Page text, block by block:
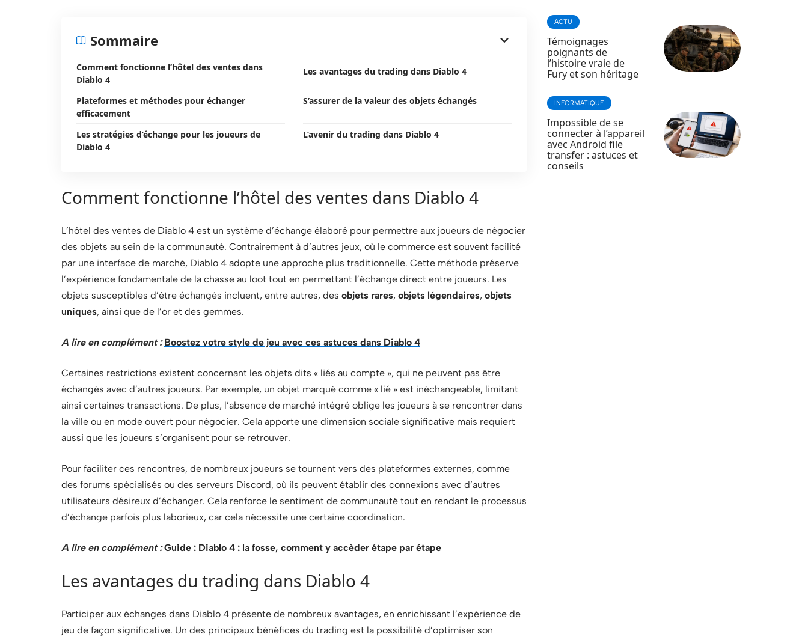
Sommaire
Comment fonctionne l’hôtel des ventes dans
Diablo 4
Les avantages du trading dans Diablo 4
Plateformes et méthodes pour échanger
efficacement
S’assurer de la valeur des objets échangés
Les stratégies d’échange pour les joueurs de
Diablo 4
L’avenir du trading dans Diablo 4
Comment fonctionne l’hôtel des ventes dans Diablo 4
L’hôtel des ventes de Diablo 4 est un système d’échange élaboré pour permettre aux joueurs de négocier
des objets au sein de la communauté. Contrairement à d’autres jeux, où le commerce est souvent facilité
par une interface de marché, Diablo 4 adopte une approche plus traditionnelle. Cette méthode préserve
l’expérience fondamentale de la chasse au loot tout en permettant l’échange direct entre joueurs. Les
objets susceptibles d’être échangés incluent, entre autres, des objets rares, objets légendaires, objets
uniques, ainsi que de l’or et des gemmes.
A lire en complément : Boostez votre style de jeu avec ces astuces dans Diablo 4
Certaines restrictions existent concernant les objets dits « liés au compte », qui ne peuvent pas être
échangés avec d’autres joueurs. Par exemple, un objet marqué comme « lié » est inéchangeable, limitant
ainsi certaines transactions. De plus, l’absence de marché intégré oblige les joueurs à se rencontrer dans
la ville ou en mode ouvert pour négocier. Cela apporte une dimension sociale significative mais requiert
aussi que les joueurs s’organisent pour se retrouver.
Pour faciliter ces rencontres, de nombreux joueurs se tournent vers des plateformes externes, comme
des forums spécialisés ou des serveurs Discord, où ils peuvent établir des connexions avec d’autres
utilisateurs désireux d’échanger. Cela renforce le sentiment de communauté tout en rendant le processus
d’échange parfois plus laborieux, car cela nécessite une certaine coordination.
A lire en complément : Guide : Diablo 4 : la fosse, comment y accèder étape par étape
Les avantages du trading dans Diablo 4
Participer aux échanges dans Diablo 4 présente de nombreux avantages, en enrichissant l’expérience de
jeu de façon significative. Un des principaux bénéfices du trading est la possibilité d’optimiser son
ACTU
Témoignages
poignants de
l’histoire vraie de
Fury et son héritage
INFORMATIQUE
Impossible de se
connecter à l’appareil
avec Android file
transfer : astuces et
conseils